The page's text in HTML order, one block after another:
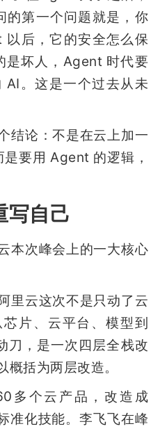
的第一个问题就是，你
后，它的安全怎么保
是坏人，Agent 时代要
AI。这是一个过去从未
结论：不是在云上加一
要用 Agent 的逻辑，
写自己
本次峰会上的一大核心
里云这次不是只动了云
片、云平台、模型到
刀，是一次四层全栈改
括为两层改造。
多个云产品，改造成
准化技能。李飞飞在峰